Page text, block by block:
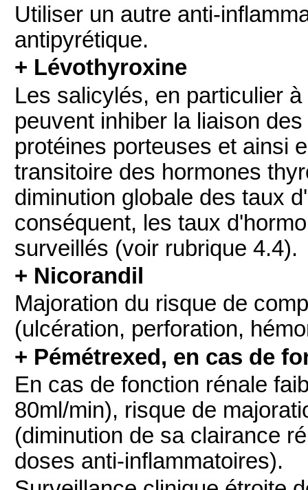
Utiliser un autre anti-
antipyrétique.
+ Lévothyroxine
Les salicylés, en particulier
peuvent inhiber la liaison
protéines porteuses et ainsi
transitoire des hormones
diminution globale des taux
conséquent, les taux
surveillés (voir rubrique 4.4).
+ Nicorandil
Majoration du risque de
(ulcération, perforation,
+ Pémétrexed, en cas de
En cas de fonction rénale
80ml/min), risque de
(diminution de sa clairance
doses anti-inflammatoires).